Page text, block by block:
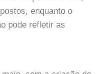
enquanto o
pode refletir as